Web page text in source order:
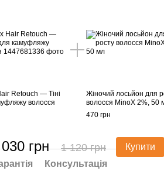
Retouch — Тіні
волосся
Жіночий лосьйон для
волосся MinoX 2%, 50
470 грн
грн 1 120 грн
Купити
Консультація